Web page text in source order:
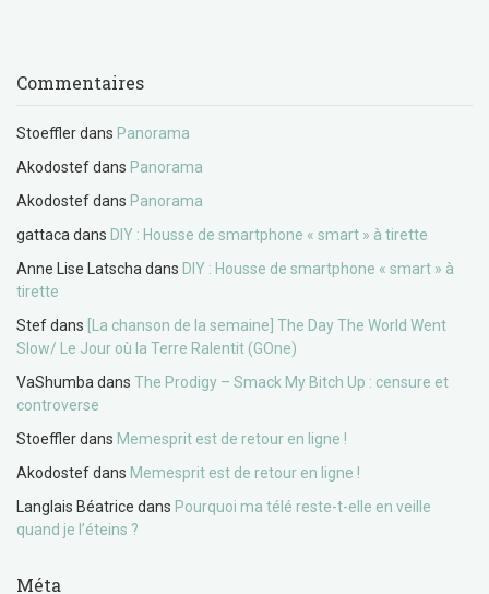
Commentaires
Stoefflerdans Panorama
Akodostefdans Panorama
Akodostefdans Panorama
gattaca dans DIY : Housse de smartphone « smart » à tirette
Anne Lise Latscha dans DIY : Housse de smartphone « smart » à
tirette
Stefdans
[La chanson de la semaine] The Day The World Went
Slow/ Le Jour où la Terre Ralentit (GOne)
VaShumba dans The Prodigy – Smack My Bitch Up : censure et
controverse
Stoefflerdans Memesprit est de retour en ligne !
Akodostefdans Memesprit est de retour en ligne !
Langlais Béatrice dans Pourquoi ma télé reste-t-elle en veille
quand je l’éteins ?
Méta